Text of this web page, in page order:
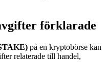
förklarade
på en kryptobörse kan
relaterade till handel,